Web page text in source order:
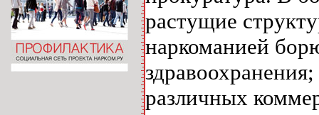
растущие
наркоманией
различных